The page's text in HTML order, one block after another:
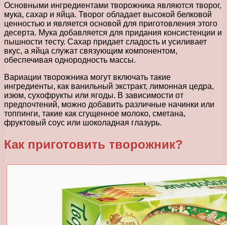
Основными ингредиентами творожника являются творог,
мука, сахар и яйца. Творог обладает высокой белковой
ценностью и является основой для приготовления этого
десерта. Мука добавляется для придания консистенции и
пышности тесту. Сахар придает сладость и усиливает
вкус, а яйца служат связующим компонентом,
обеспечивая однородность массы.
Вариации творожника могут включать такие
ингредиенты, как ванильный экстракт, лимонная цедра,
изюм, сухофрукты или ягоды. В зависимости от
предпочтений, можно добавить различные начинки или
топпинги, такие как сгущенное молоко, сметана,
фруктовый соус или шоколадная глазурь.
Как приготовить творожник?